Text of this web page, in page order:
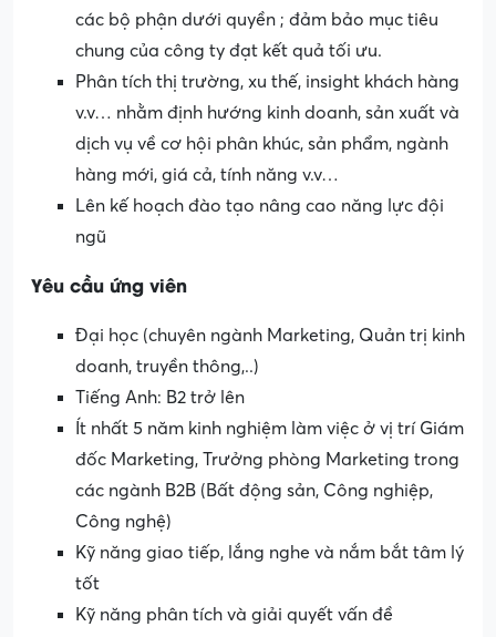
các bộ phận dưới quyền ; đảm bảo mục tiêu
chung của công ty đạt kết quả tối ưu.
Phân tích thị trường, xu thế, insight khách hàng
v.v… nhằm định hướng kinh doanh, sản xuất và
dịch vụ về cơ hội phân khúc, sản phẩm, ngành
hàng mới, giá cả, tính năng v.v…
Lên kế hoạch đào tạo nâng cao năng lực đội
ngũ
Yêu cầu ứng viên
Đại học (chuyên ngành Marketing, Quản trị kinh
doanh, truyền thông,..)
Tiếng Anh: B2 trở lên
Ít nhất 5 năm kinh nghiệm làm việc ở vị trí Giám
đốc Marketing, Trưởng phòng Marketing trong
các ngành B2B (Bất động sản, Công nghiệp,
Công nghệ)
Kỹ năng giao tiếp, lắng nghe và nắm bắt tâm lý
tốt
Kỹ năng phân tích và giải quyết vấn đề